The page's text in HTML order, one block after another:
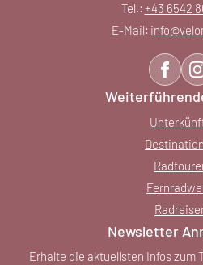
Tel.: +43 6542
E-Mail: info@
Newsletter
Erhalte die aktuellsten Infos zum